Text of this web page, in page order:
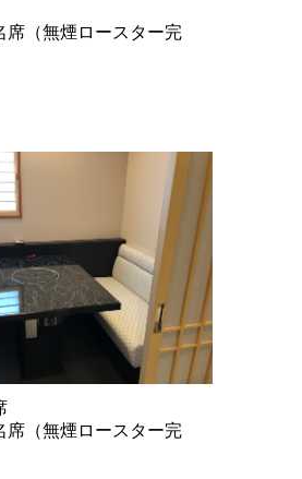
席（無煙ロースター完
席（無煙ロースター完